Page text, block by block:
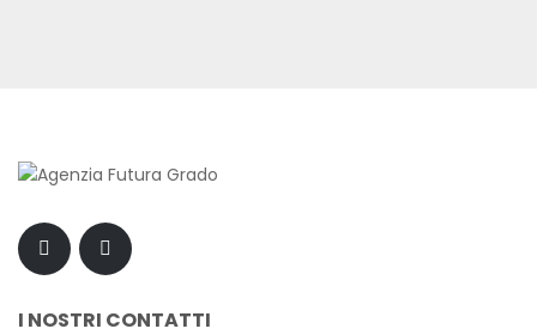
I NOSTRI CONTATTI